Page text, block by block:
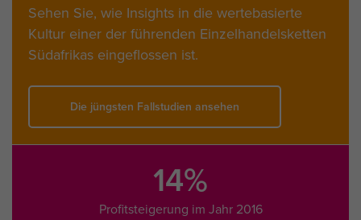
Sehen Sie, wie Insights in die wertebasierte
Kultur einer der führenden Einzelhandelsketten
Südafrikas eingeflossen ist.
Die jüngsten Fallstudien ansehen
14%
Profitsteigerung im Jahr 2016